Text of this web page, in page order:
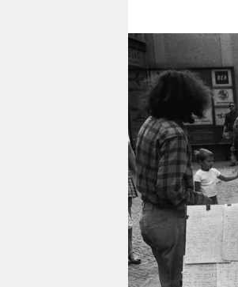
berlin
nord
wahrheit
verlag
verlag
veranstaltungen
shop
fragen & hilfe